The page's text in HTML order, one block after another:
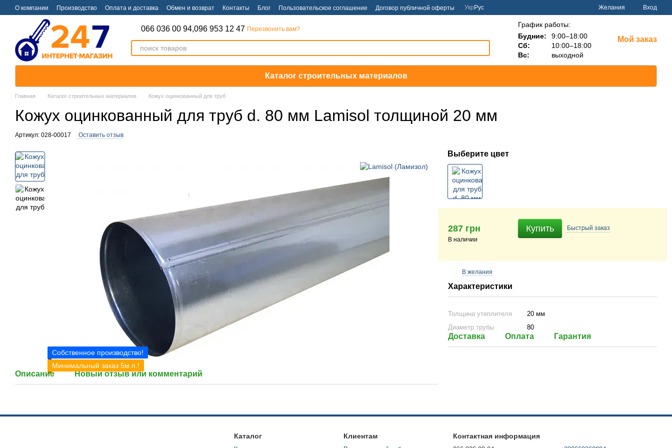
Перейти к основному контенту
О компании Производство Оплата и доставка Обмен и возврат Контакты Блог Пользовательское соглашение Договор публичной оферты Укр Рус Желания Вход
066 036 00 94,096 953 12 47 Перезвонить вам?
График работы:
Будние:
9:00–18:00
Сб:
10:00–18:00
Вс:
выходной
Мой заказ
Каталог строительных материалов
Главная Каталог строительных материалов Кожух оцинкованный для труб
Кожух оцинкованный для труб d. 80 мм Lamisol толщиной 20 мм
Артикул: 028-00017 Оставить отзыв
Собственное производство!
Минимальный заказ 5м.п.!
Описание Новый отзыв или комментарий
Выберите цвет
287 грн
В наличии
Купить Быстрый заказ
В желания
Характеристики
Толщина утеплителя
20 мм
Диаметр трубы
80
Доставка Оплата Гарантия
Каталог Клиентам Контактная информация